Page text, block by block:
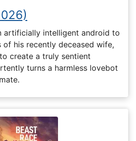
artificially intelligent android to
his recently deceased wife,
create a truly sentient
turns a harmless lovebot